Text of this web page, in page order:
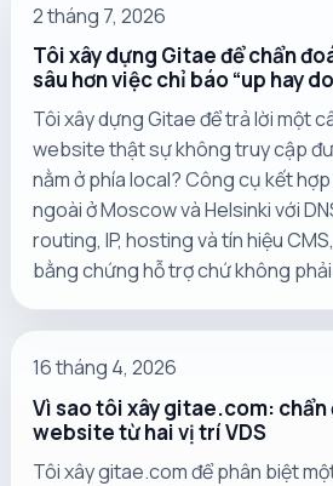
2 tháng 7, 2026
Tôi xây dựng Gitae để chẩn
sâu hơn việc chỉ báo “up hay
Tôi xây dựng Gitae để trả lời một
website thật sự không truy cập
nằm ở phía local? Công cụ kết
ngoài ở Moscow và Helsinki với
routing, IP, hosting và tín hiệu
bằng chứng hỗ trợ chứ không
16 tháng 4, 2026
Vì sao tôi xây gitae.com: chẩn
website từ hai vị trí VDS
Tôi xây gitae.com để phân biệt